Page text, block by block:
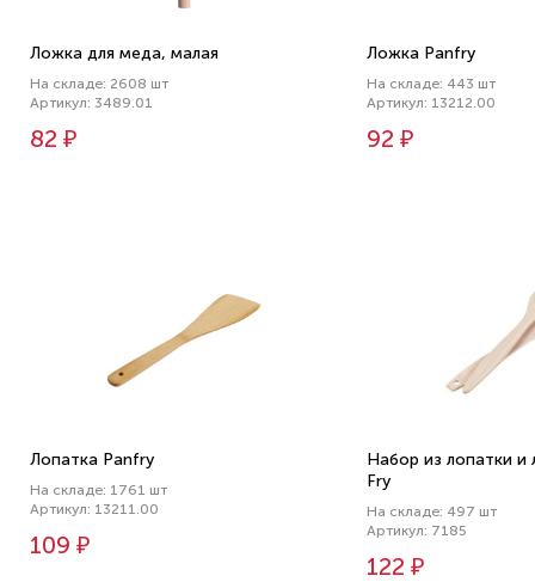
Ложка для меда, малая
На складе: 2608 шт
Артикул: 3489.01
82 ₽
Ложка Panfry
На складе: 443 шт
Артикул: 13212.00
92 ₽
Лопатка Panfry
На складе: 1761 шт
Артикул: 13211.00
109 ₽
Набор из лопатки и
Fry
На складе: 497 шт
Артикул: 7185
122 ₽